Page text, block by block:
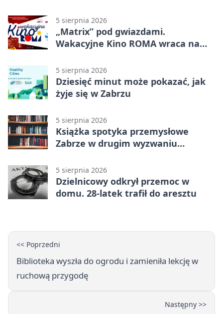
5 sierpnia 2026
„Matrix” pod gwiazdami.
Wakacyjne Kino ROMA wraca na
5 sierpnia 2026
Dziesięć minut może pokazać, jak
żyje się w Zabrzu
5 sierpnia 2026
Książka spotyka przemysłowe
Zabrze w drugim wyzwaniu
5 sierpnia 2026
Dzielnicowy odkrył przemoc w
domu. 28-latek trafił do aresztu
<< Poprzedni
Biblioteka wyszła do ogrodu i zamieniła lekcję w
ruchową przygodę
Następny >>